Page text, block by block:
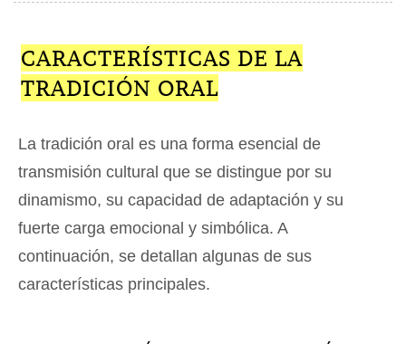
CARACTERÍSTICAS DE LA
TRADICIÓN ORAL
La tradición oral es una forma esencial de
transmisión cultural que se distingue por su
dinamismo, su capacidad de adaptación y su
fuerte carga emocional y simbólica. A
continuación, se detallan algunas de sus
características principales.